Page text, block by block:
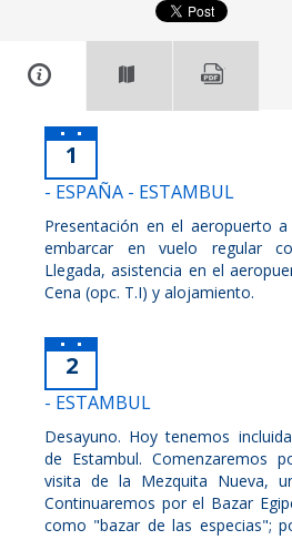
1
- ESPAÑA - ESTAMBUL
Presentación en el aeropuerto
embarcar en vuelo regular
Llegada, asistencia en el
Cena (opc. T.I) y alojamiento.
2
- ESTAMBUL
Desayuno. Hoy tenemos
de Estambul. Comenzaremos
visita de la Mezquita Nueva,
Continuaremos por el Bazar
como "bazar de las especias";